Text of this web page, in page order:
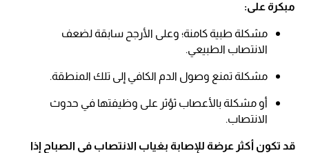
مبكرة على:
مشكلة طبية كامنة؛ وعلى الأرجح سابقة لضعف
الانتصاب الطبيعي.
مشكلة تمنع وصول الدم الكافي إلى تلك المنطقة.
أو مشكلة بالأعصاب ثؤثر على وظيفتها في حدوث
الانتصاب.
قد تكون أكثر عرضة للإصابة بغياب الانتصاب في الصباح إذا